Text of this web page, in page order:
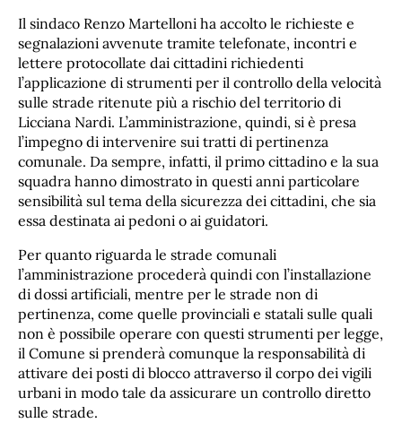
Il sindaco Renzo Martelloni ha accolto le richieste e
segnalazioni avvenute tramite telefonate, incontri e
lettere protocollate dai cittadini richiedenti
l’applicazione di strumenti per il controllo della velocità
sulle strade ritenute più a rischio del territorio di
Licciana Nardi. L’amministrazione, quindi, si è presa
l’impegno di intervenire sui tratti di pertinenza
comunale. Da sempre, infatti, il primo cittadino e la sua
squadra hanno dimostrato in questi anni particolare
sensibilità sul tema della sicurezza dei cittadini, che sia
essa destinata ai pedoni o ai guidatori.
Per quanto riguarda le strade comunali
l’amministrazione procederà quindi con l’installazione
di dossi artificiali, mentre per le strade non di
pertinenza, come quelle provinciali e statali sulle quali
non è possibile operare con questi strumenti per legge,
il Comune si prenderà comunque la responsabilità di
attivare dei posti di blocco attraverso il corpo dei vigili
urbani in modo tale da assicurare un controllo diretto
sulle strade.